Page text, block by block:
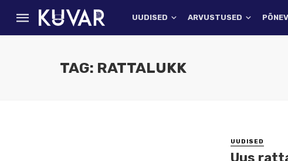
UUDISED ARVUSTUSED
TAG: RATTALUKK
UUDISED
Uus